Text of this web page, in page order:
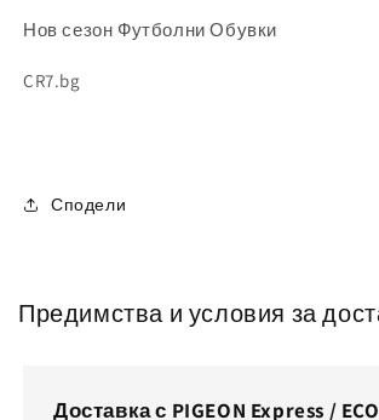
Нов сезон Футболни Обувки
CR7.bg
Сподели
Предимства и условия за
Доставка с PIGEON Express /